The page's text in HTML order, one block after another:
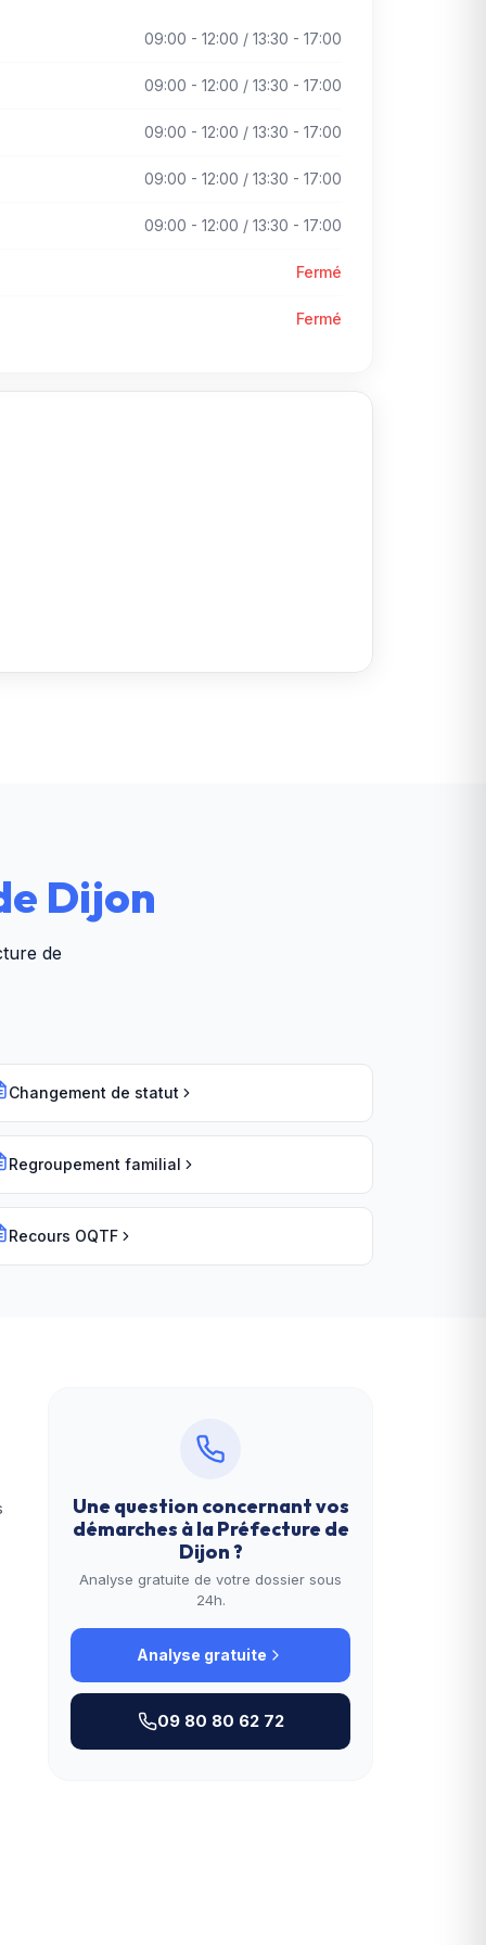
09:00 - 12:00 / 13:30 - 17:00
09:00 - 12:00 / 13:30 - 17:00
09:00 - 12:00 / 13:30 - 17:00
09:00 - 12:00 / 13:30 - 17:00
09:00 - 12:00 / 13:30 - 17:00
Fermé
Fermé
Dijon
de
Changement de statut
Regroupement familial
Recours OQTF
Une question concernant vos
démarches à laPréfecture de
Dijon?
Analyse gratuite de votre dossier sous
24h.
Analyse gratuite
09 80 80 62 72